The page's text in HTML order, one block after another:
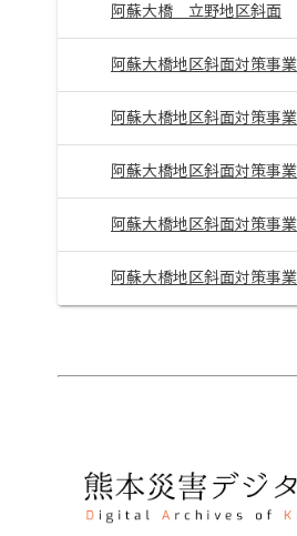
阿蘇大橋 立野地区斜面
阿蘇大橋地区斜面対策事
阿蘇大橋地区斜面対策事
阿蘇大橋地区斜面対策事
阿蘇大橋地区斜面対策事
阿蘇大橋地区斜面対策事